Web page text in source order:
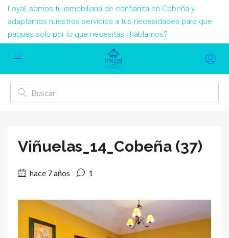
Loyal, somos tu inmobiliaria de confianza en Cobeña y
adaptamos nuestros servicios a tus necesidades para que
pagues solo por lo que necesitas ¿hablamos?
Viñuelas_14_Cobeña (37)
hace 7 años 1